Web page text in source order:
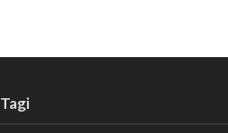
Tagi